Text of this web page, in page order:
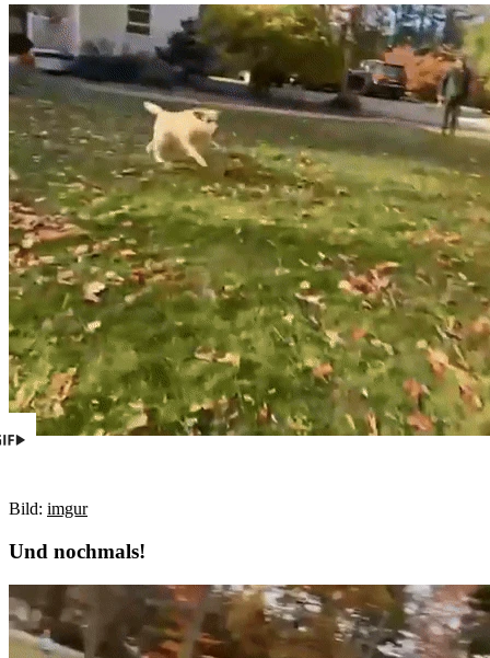
Bild: imgur
Und nochmals!